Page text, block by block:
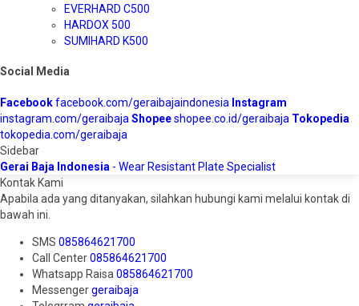
EVERHARD C500
HARDOX 500
SUMIHARD K500
Social Media
Facebookfacebook.com/geraibajaindonesia Instagram
instagram.com/geraibaja Shopeeshopee.co.id/geraibaja Tokopedia
tokopedia.com/geraibaja
Sidebar
Gerai Baja Indonesia - Wear Resistant Plate Specialist
Kontak Kami
Apabila ada yang ditanyakan, silahkan hubungi kami melalui kontak di
bawah ini.
SMS 085864621700
Call Center085864621700
Whatsapp Raisa 085864621700
Messengergeraibaja